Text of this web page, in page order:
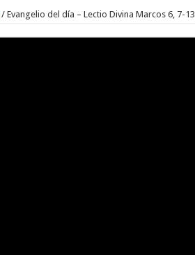
/ Evangelio del día – Lectio Divina Marcos 6, 7-13